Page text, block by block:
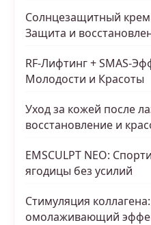
Солнцезащитный
Защита и
RF-Лифтинг + SMAS-
Молодости и Красоты
Уход за кожей после
восстановление и
EMSCULPT NEO:
ягодицы без усилий
Стимуляция
омолаживающий